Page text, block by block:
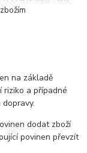
na základě
riziko a případné
dodat zboží
povinen převzít